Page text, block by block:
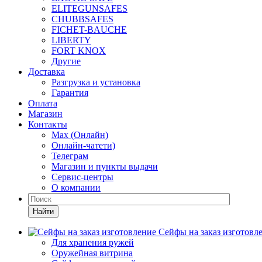
ELITEGUNSAFES
CHUBBSAFES
FICHET-BAUCHE
LIBERTY
FORT KNOX
Другие
Доставка
Разгрузка и установка
Гарантия
Оплата
Магазин
Контакты
Max (Онлайн)
Онлайн-чатети)
Телеграм
Магазин и пункты выдачи
Сервис-центры
О компании
Найти
Сейфы на заказ
Для хранения ружей
Оружейная витрина